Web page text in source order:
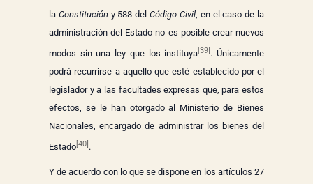
la Constitucióny 588 delCódigo Civil, en el caso de la
administración del Estado no es posible crear nuevos
modos sin una ley que los instituya[39] . Únicamente
podrá recurrirse a aquello que esté establecido por el
legislador y a las facultades expresas que, para estos
efectos, se le han otorgado al Ministerio de Bienes
Nacionales, encargado de administrar los bienes del
Estado [40] .
Y de acuerdo con lo que se dispone en los artículos 27